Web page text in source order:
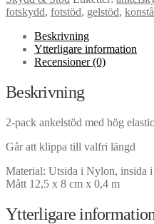
gel
2-
pack
mängd
fotskydd, fotstöd, gelstöd,
Beskrivning
Ytterligare information
Recensioner (0)
Beskrivning
2-pack ankelstöd med hög
Går att klippa till valfri längd
Material: Utsida i Nylon, insida i
Mått 12,5 x 8 cm x 0,4 m
Ytterligare